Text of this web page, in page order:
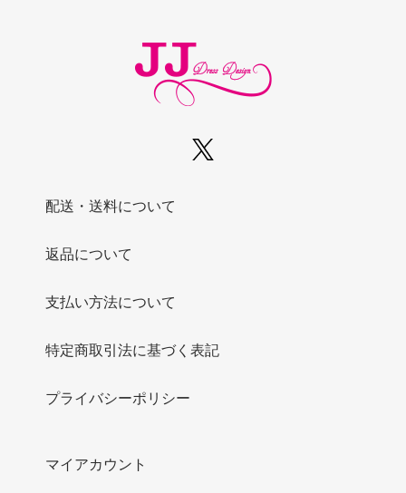
配送・送料について
返品について
支払い方法について
特定商取引法に基づく表記
プライバシーポリシー
マイアカウント